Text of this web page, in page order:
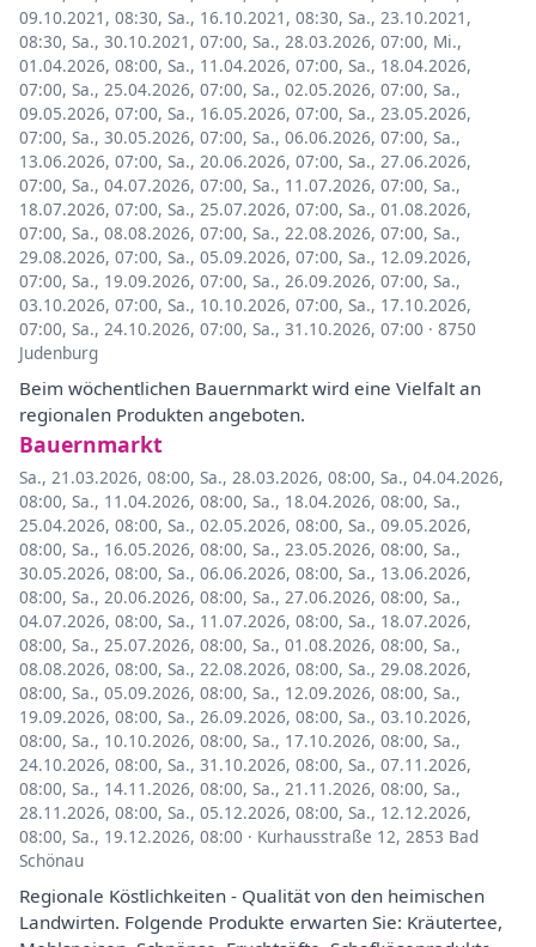
09.10.2021, 08:30, Sa., 16.10.2021, 08:30, Sa., 23.10.2021,
08:30, Sa., 30.10.2021, 07:00, Sa., 28.03.2026, 07:00, Mi.,
01.04.2026, 08:00, Sa., 11.04.2026, 07:00, Sa., 18.04.2026,
07:00, Sa., 25.04.2026, 07:00, Sa., 02.05.2026, 07:00, Sa.,
09.05.2026, 07:00, Sa., 16.05.2026, 07:00, Sa., 23.05.2026,
07:00, Sa., 30.05.2026, 07:00, Sa., 06.06.2026, 07:00, Sa.,
13.06.2026, 07:00, Sa., 20.06.2026, 07:00, Sa., 27.06.2026,
07:00, Sa., 04.07.2026, 07:00, Sa., 11.07.2026, 07:00, Sa.,
18.07.2026, 07:00, Sa., 25.07.2026, 07:00, Sa., 01.08.2026,
07:00, Sa., 08.08.2026, 07:00, Sa., 22.08.2026, 07:00, Sa.,
29.08.2026, 07:00, Sa., 05.09.2026, 07:00, Sa., 12.09.2026,
07:00, Sa., 19.09.2026, 07:00, Sa., 26.09.2026, 07:00, Sa.,
03.10.2026, 07:00, Sa., 10.10.2026, 07:00, Sa., 17.10.2026,
07:00, Sa., 24.10.2026, 07:00, Sa., 31.10.2026, 07:00 · 8750
Judenburg
Beim wöchentlichen Bauernmarkt wird eine Vielfalt an
regionalen Produkten angeboten.
Bauernmarkt
Sa., 21.03.2026, 08:00, Sa., 28.03.2026, 08:00, Sa., 04.04.2026,
08:00, Sa., 11.04.2026, 08:00, Sa., 18.04.2026, 08:00, Sa.,
25.04.2026, 08:00, Sa., 02.05.2026, 08:00, Sa., 09.05.2026,
08:00, Sa., 16.05.2026, 08:00, Sa., 23.05.2026, 08:00, Sa.,
30.05.2026, 08:00, Sa., 06.06.2026, 08:00, Sa., 13.06.2026,
08:00, Sa., 20.06.2026, 08:00, Sa., 27.06.2026, 08:00, Sa.,
04.07.2026, 08:00, Sa., 11.07.2026, 08:00, Sa., 18.07.2026,
08:00, Sa., 25.07.2026, 08:00, Sa., 01.08.2026, 08:00, Sa.,
08.08.2026, 08:00, Sa., 22.08.2026, 08:00, Sa., 29.08.2026,
08:00, Sa., 05.09.2026, 08:00, Sa., 12.09.2026, 08:00, Sa.,
19.09.2026, 08:00, Sa., 26.09.2026, 08:00, Sa., 03.10.2026,
08:00, Sa., 10.10.2026, 08:00, Sa., 17.10.2026, 08:00, Sa.,
24.10.2026, 08:00, Sa., 31.10.2026, 08:00, Sa., 07.11.2026,
08:00, Sa., 14.11.2026, 08:00, Sa., 21.11.2026, 08:00, Sa.,
28.11.2026, 08:00, Sa., 05.12.2026, 08:00, Sa., 12.12.2026,
08:00, Sa., 19.12.2026, 08:00 · Kurhausstraße 12, 2853 Bad
Schönau
Regionale Köstlichkeiten - Qualität von den heimischen
Landwirten. Folgende Produkte erwarten Sie: Kräutertee,